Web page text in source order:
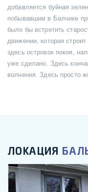
добавляется буйная
побывавшим в Балчике
было бы встретить
движении, которая
здесь островок покоя,
уже сделано. Здесь
волнения. Здесь просто
ЛОКАЦИЯ